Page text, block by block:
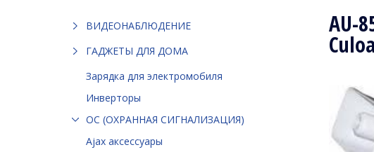
ВИДЕОНАБЛЮДЕНИЕ
ГАДЖЕТЫ ДЛЯ ДОМА
Зарядка для электромобиля
Инверторы
ОС (ОХРАННАЯ СИГНАЛИЗАЦИЯ)
Ajax аксессуары
AU-